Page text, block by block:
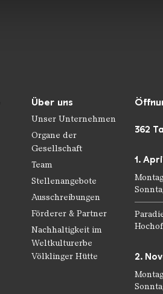
Über uns
Unser Unternehmen
Organe der
Gesellschaft
Team
Stellenangebote
Ausschreibungen
Förderer & Partner
Nachhaltigkeit im
Weltkulturerbe
Völklinger Hütte
362
1.
2.